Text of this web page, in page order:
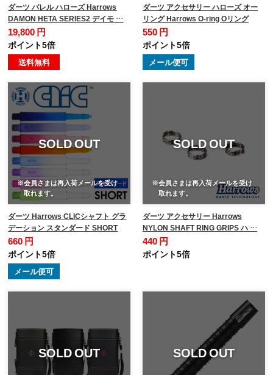
ダーツ バレル ハローズ Harrows
DAMON HETA SERIES2 デイモ …
19,800 円
ポイント5倍
送料無料
ダーツ アクセサリー ハローズ オー
リング Harrows O-ring Oリング
550 円
ポイント5倍
メール便可
SOLD OUT
※会員さまは再入荷メールを受け
取れます。
ダーツ Harrows CLICシャフト グラ
デーション スタンダード SHORT
660 円
ポイント5倍
メール便可
SOLD OUT
※会員さまは再入荷メールを受け
取れます。
ダーツ アクセサリー Harrows
NYLON SHAFT RING GRIPS ハ …
440 円
ポイント5倍
SOLD OUT SOLD OUT